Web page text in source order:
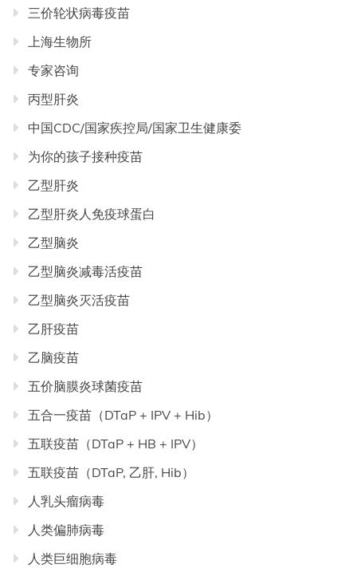
三价轮状病毒疫苗
上海生物所
专家咨询
丙型肝炎
中国CDC/国家疾控局/国家卫生健康委
为你的孩子接种疫苗
乙型肝炎
乙型肝炎人免疫球蛋白
乙型脑炎
乙型脑炎减毒活疫苗
乙型脑炎灭活疫苗
乙肝疫苗
乙脑疫苗
五价脑膜炎球菌疫苗
五合一疫苗（DTaP + IPV + Hib）
五联疫苗（DTaP + HB + IPV）
五联疫苗（DTaP, 乙肝, Hib）
人乳头瘤病毒
人类偏肺病毒
人类巨细胞病毒